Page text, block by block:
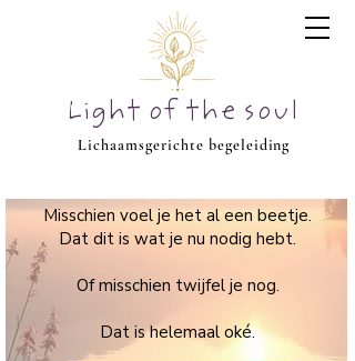
Light of the soul
Lichaamsgerichte begeleiding
Misschien voel je het al een beetje.
Dat dit is wat je nu nodig hebt.
Of misschien twijfel je nog.
Dat is helemaal oké.